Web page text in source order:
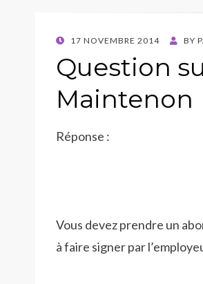
POSTED17 NOVEMBRE 2014 BY
Question
Maintenon
Réponse :
Vous devez prendre un
à faire signer par